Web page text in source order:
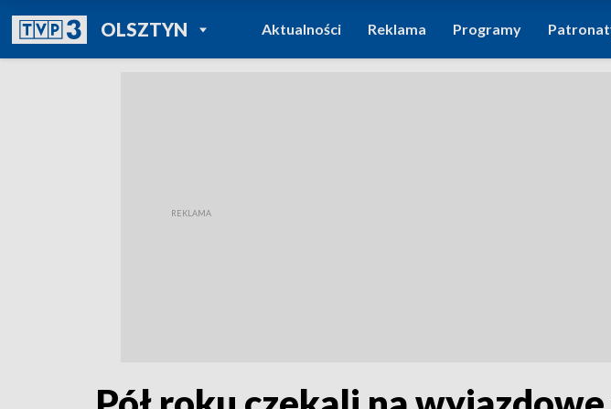
OLSZTYNPOWRÓT DO
TVP REGIONY
Aktualności Reklama Programy